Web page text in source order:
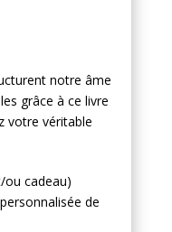
notre âme
grâce à ce livre
votre véritable
cadeau)
de